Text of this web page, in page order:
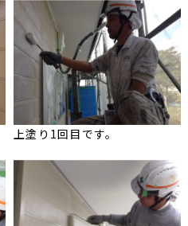
上塗り1回目です。